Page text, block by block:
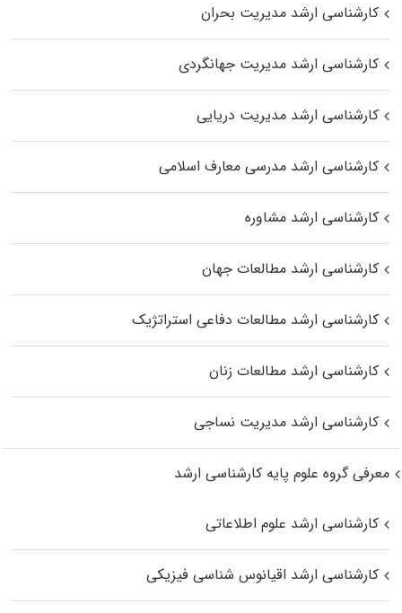
کارشناسی ارشد مدیریت بحران
کارشناسی ارشد مدیریت جهانگردی
کارشناسی ارشد مدیریت دریایی
کارشناسی ارشد مدرسی معارف اسلامی
کارشناسی ارشد مشاوره
کارشناسی ارشد مطالعات جهان
کارشناسی ارشد مطالعات دفاعی استراتژیک
کارشناسی ارشد مطالعات زنان
کارشناسی ارشد مدیریت نساجی
معرفی گروه علوم پایه کارشناسی ارشد
کارشناسی ارشد علوم اطلاعاتی
کارشناسی ارشد اقیانوس‌ شناسی فیزیکی